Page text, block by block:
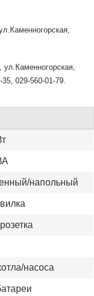
029-560-01-79.
напольный
насоса